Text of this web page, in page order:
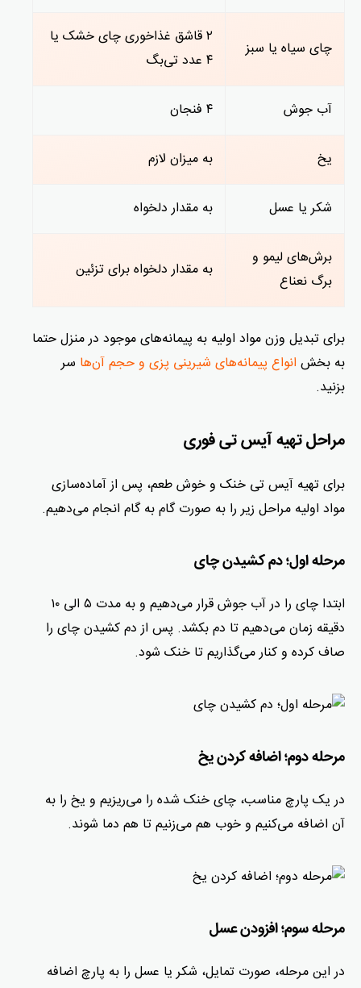
چای سیاه یا سبز
۲ قاشق غذاخوری چای خشک یا
۴ عدد تی‌بگ
آب جوش ۴ فنجان
یخ به میزان لازم
شکر یا عسل به مقدار دلخواه
برش‌های لیمو و
برگ نعناع
به مقدار دلخواه برای تزئین
برای تبدیل وزن مواد اولیه به پیمانه‌های موجود در منزل حتما
به بخش انواع پیمانه‌های شیرینی پزی و حجم آن‌ها سر
بزنید.
مراحل تهیه آیس تی فوری
برای تهیه آیس تی خنک و خوش طعم، پس از آماده‌سازی
مواد اولیه مراحل زیر را به صورت گام به گام انجام می‌دهیم.
مرحله اول؛ دم کشیدن چای
ابتدا چای را در آب جوش قرار می‌دهیم و به مدت ۵ الی ۱۰
دقیقه زمان می‌دهیم تا دم بکشد. پس از دم کشیدن چای را
صاف کرده و کنار می‌گذاریم تا خنک شود.
مرحله دوم؛ اضافه کردن یخ
در یک پارچ مناسب، چای خنک‌ شده را می‌ریزیم و یخ را به
آن اضافه می‌کنیم و خوب هم می‌زنیم تا هم دما شوند.
مرحله سوم؛ افزودن عسل
در این مرحله، صورت تمایل، شکر یا عسل را به پارچ اضافه